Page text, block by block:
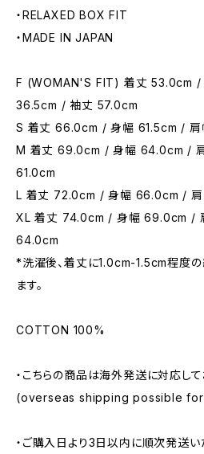
・RELAXED BOX FIT
・MADE IN JAPAN
F (WOMAN'S FIT) 着丈 53.0cm
36.5cm / 袖丈 57.0cm
S 着丈 66.0cm / 身幅 61.5cm /
M 着丈 69.0cm / 身幅 64.0cm /
61.0cm
L 着丈 72.0cm / 身幅 66.0cm /
XL 着丈 74.0cm / 身幅 69.0cm /
64.0cm
*洗濯後、着丈に1.0cm-1.5cm程度
ます。
COTTON 100%
・こちらの商品は海外発送に対応して
(overseas shipping possible for
・ご購入日より3日以内に順次発送い